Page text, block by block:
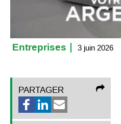
Entreprises 3 juin 2026
PARTAGER